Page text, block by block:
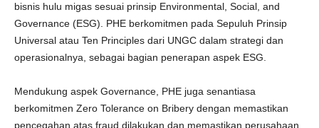
bisnis hulu migas sesuai prinsip Environmental, Social, and
Governance (ESG). PHE berkomitmen pada Sepuluh Prinsip
Universal atau Ten Principles dari UNGC dalam strategi dan
operasionalnya, sebagai bagian penerapan aspek ESG.
Mendukung aspek Governance, PHE juga senantiasa
berkomitmen Zero Tolerance on Bribery dengan memastikan
pencegahan atas fraud dilakukan dan memastikan perusahaan